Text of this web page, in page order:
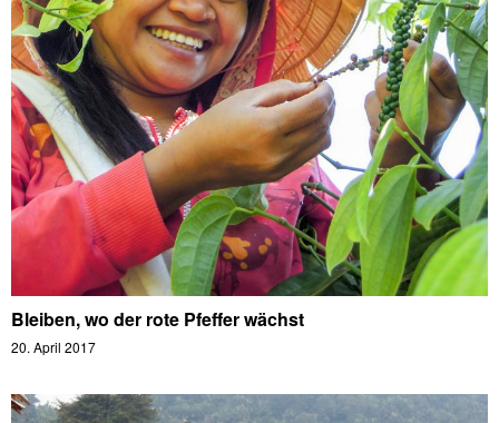
Bleiben, wo der rote Pfeffer wächst
20. April 2017